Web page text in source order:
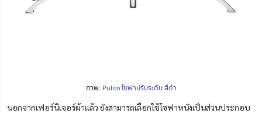
ภาพ: Pulito โซฟาปรับระดับ สีดำ
นอกจากเฟอร์นิเจอร์ผ้าแล้ว ยังสามารถเลือกใช้โซฟาหนังเป็นส่วนประกอบ